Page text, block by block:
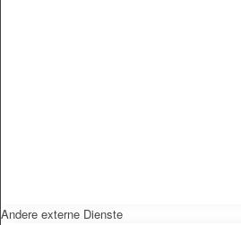
Andere externe Dienste